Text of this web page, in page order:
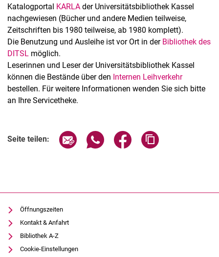
Katalogportal KARLA der Universitätsbibliothek Kassel
nachgewiesen (Bücher und andere Medien teilweise,
Zeitschriften bis 1980 teilweise, ab 1980 komplett).
Die Benutzung und Ausleihe ist vor Ort in der Bibliothek des
DITSL möglich.
Leserinnen und Leser der Universitätsbibliothek Kassel
können die Bestände über den Internen Leihverkehr
bestellen. Für weitere Informationen wenden Sie sich bitte
an Ihre Servicetheke.
Seite teilen: Seite über E-Mail teilen
Seite über WhatsApp teilen
Seite über Facebook
Öffnungszeiten
Kontakt & Anfahrt
Bibliothek A-Z
Cookie-Einstellungen